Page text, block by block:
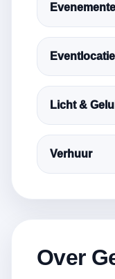
Licht &
Verhuur
Over